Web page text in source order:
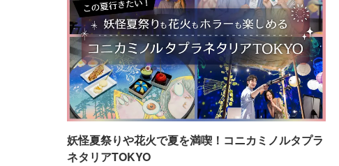
妖怪夏祭りや花火で夏を満喫！コニカミノルタプラ
ネタリアTOKYO